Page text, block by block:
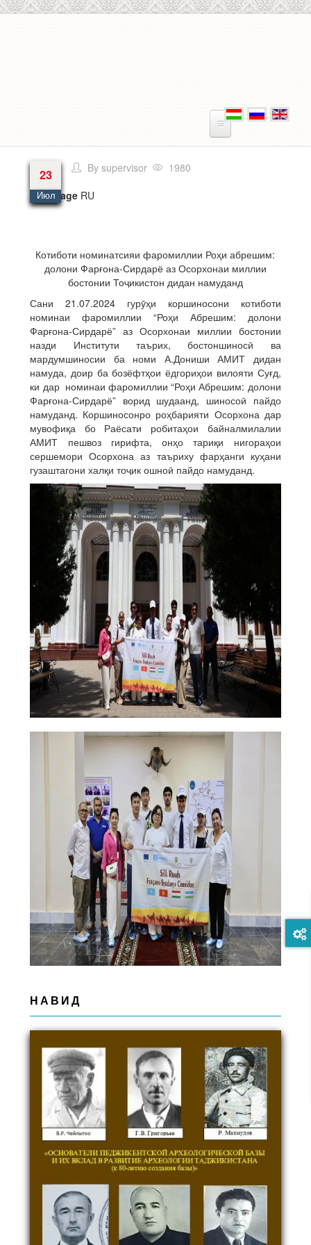
23
Июл
Bysupervisor
1980
Language RU
Котиботи номинатсияи фаромиллии Роҳи абрешим:
долони Фарғона-Сирдарё аз Осорхонаи миллии
бостонии Тоҷикистон дидан намуданд
Сани 21.07.2024 гурӯҳи коршиносони котиботи
номинаи фаромиллии “Роҳи Абрешим: долони
Фарғона-Сирдарё” аз Осорхонаи миллии бостонии
назди Институти таърих, бостоншиносӣ ва
мардумшиносии ба номи А.Дониши АМИТ дидан
намуда, доир ба бозёфтҳои ёдгориҳои вилояти Суғд,
ки дар номинаи фаромиллии “Роҳи Абрешим: долони
Фарғона-Сирдарё” ворид шудаанд, шиносоӣ пайдо
намуданд. Коршиносонро роҳбарияти Осорхона дар
мувофиқа бо Раёсати робитаҳои байналмилалии
АМИТ пешвоз гирифта, онҳо тариқи нигораҳои
сершемори Осорхона аз таъриху фарҳанги куҳани
гузаштагони халқи тоҷик ошноӣ пайдо намуданд.
НАВИД